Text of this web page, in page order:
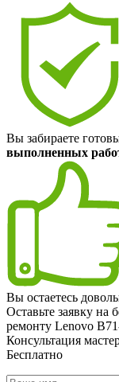
Вы забираете
выполненных
Вы остаетесь
Оставьте заявку на
ремонту Lenovo
Консультация
Бесплатно